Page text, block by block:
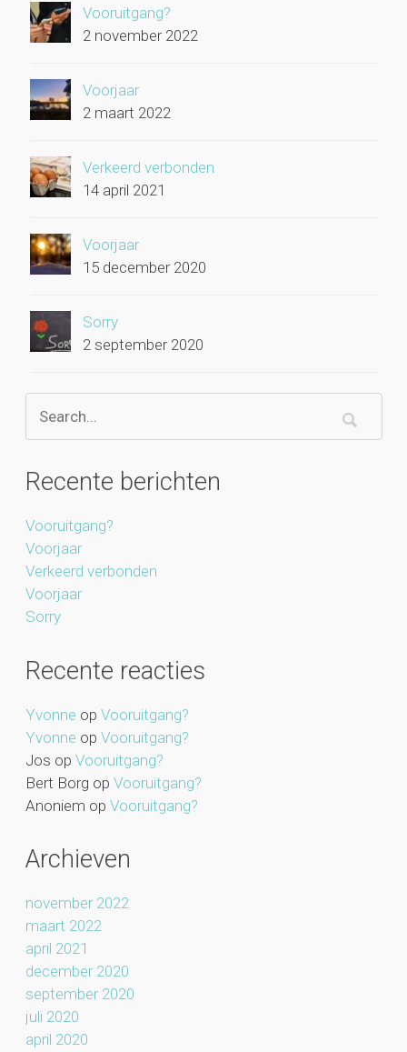
Vooruitgang?
2 november 2022
Voorjaar
2 maart 2022
Verkeerd verbonden
14 april 2021
Voorjaar
15 december 2020
Sorry
2 september 2020
Recente berichten
Vooruitgang?
Voorjaar
Verkeerd verbonden
Voorjaar
Sorry
Recente reacties
Yvonne op Vooruitgang?
Yvonne op Vooruitgang?
Jos op Vooruitgang?
Bert Borg op Vooruitgang?
Anoniem op Vooruitgang?
Archieven
november 2022
maart 2022
april 2021
december 2020
september 2020
juli 2020
april 2020